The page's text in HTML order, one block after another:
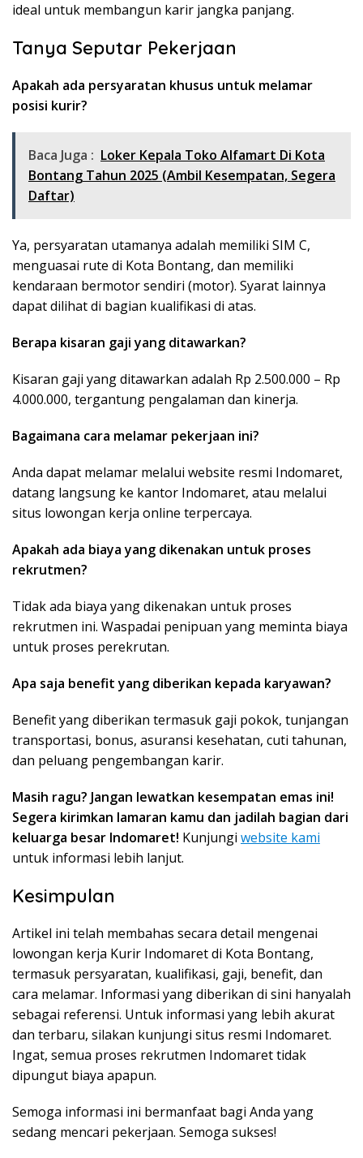
ideal untuk membangun karir jangka panjang.
Tanya Seputar Pekerjaan
Apakah ada persyaratan khusus untuk melamar
posisi kurir?
Baca Juga : Loker Kepala Toko Alfamart Di Kota
Bontang Tahun 2025 (Ambil Kesempatan, Segera
Daftar)
Ya, persyaratan utamanya adalah memiliki SIM C,
menguasai rute di Kota Bontang, dan memiliki
kendaraan bermotor sendiri (motor). Syarat lainnya
dapat dilihat di bagian kualifikasi di atas.
Berapa kisaran gaji yang ditawarkan?
Kisaran gaji yang ditawarkan adalah Rp 2.500.000 – Rp
4.000.000, tergantung pengalaman dan kinerja.
Bagaimana cara melamar pekerjaan ini?
Anda dapat melamar melalui website resmi Indomaret,
datang langsung ke kantor Indomaret, atau melalui
situs lowongan kerja online terpercaya.
Apakah ada biaya yang dikenakan untuk proses
rekrutmen?
Tidak ada biaya yang dikenakan untuk proses
rekrutmen ini. Waspadai penipuan yang meminta biaya
untuk proses perekrutan.
Apa saja benefit yang diberikan kepada karyawan?
Benefit yang diberikan termasuk gaji pokok, tunjangan
transportasi, bonus, asuransi kesehatan, cuti tahunan,
dan peluang pengembangan karir.
Masih ragu? Jangan lewatkan kesempatan emas ini!
Segera kirimkan lamaran kamu dan jadilah bagian dari
keluarga besar Indomaret! Kunjungi website kami
untuk informasi lebih lanjut.
Kesimpulan
Artikel ini telah membahas secara detail mengenai
lowongan kerja Kurir Indomaret di Kota Bontang,
termasuk persyaratan, kualifikasi, gaji, benefit, dan
cara melamar. Informasi yang diberikan di sini hanyalah
sebagai referensi. Untuk informasi yang lebih akurat
dan terbaru, silakan kunjungi situs resmi Indomaret.
Ingat, semua proses rekrutmen Indomaret tidak
dipungut biaya apapun.
Semoga informasi ini bermanfaat bagi Anda yang
sedang mencari pekerjaan. Semoga sukses!